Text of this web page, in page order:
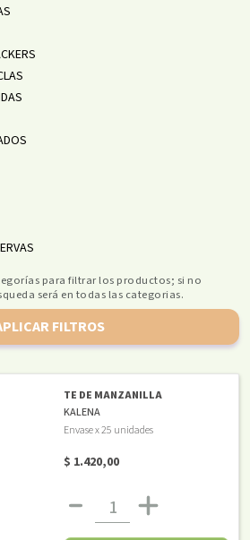
para filtrar los productos; si no
será en todas las categorias.
FILTROS
TE DE MANZANILLA
KALENA
Envase x 25 unidades
$ 1.420,00